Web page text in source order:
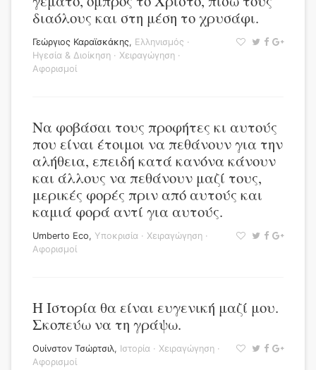
διαόλους και στη μέση το χρυσάφι.
Γεώργιος Καραϊσκάκης, Ελληνισμός ·
Ηγεσία & Διοίκηση · Χειραγώγηση ·
Αφορισμοί
Να φοβάσαι τους προφήτες κι αυτούς
που είναι έτοιμοι να πεθάνουν για την
αλήθεια, επειδή κατά κανόνα κάνουν
και άλλους να πεθάνουν μαζί τους,
μερικές φορές πριν από αυτούς και
καμιά φορά αντί για αυτούς.
Umberto Eco, Υποκρισία · Χειραγώγηση ·
Αφορισμοί
Η Ιστορία θα είναι ευγενική μαζί μου.
Σκοπεύω να τη γράψω.
Ουίνστον Τσώρτσιλ, Ιστορία · Χειραγώγηση ·
Αφορισμοί